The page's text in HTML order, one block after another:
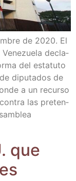
de 2020. El
Vene­zue­la decla­
del esta­tu­to
dipu­tados de
a un recur­so
las pre­ten­
que